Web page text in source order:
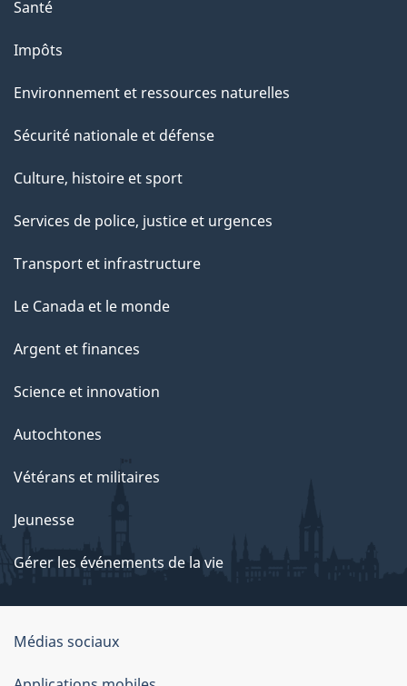
Santé
Impôts
Environnement et ressources naturelles
Sécurité nationale et défense
Culture, histoire et sport
Services de police, justice et urgences
Transport et infrastructure
Le Canada et le monde
Argent et finances
Science et innovation
Autochtones
Vétérans et militaires
Jeunesse
Gérer les événements de la vie
Organisation
du
Médias sociaux